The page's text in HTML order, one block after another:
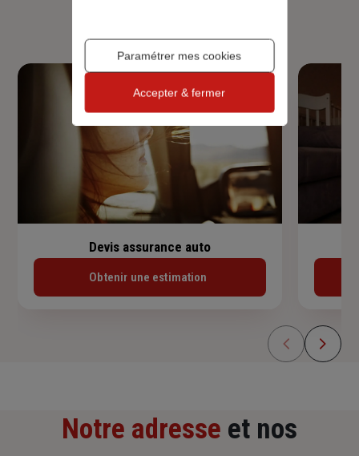
Devis assurance auto
Obtenir une estimation
Notre adresse et nos
Paramétrer mes cookies
Accepter & fermer